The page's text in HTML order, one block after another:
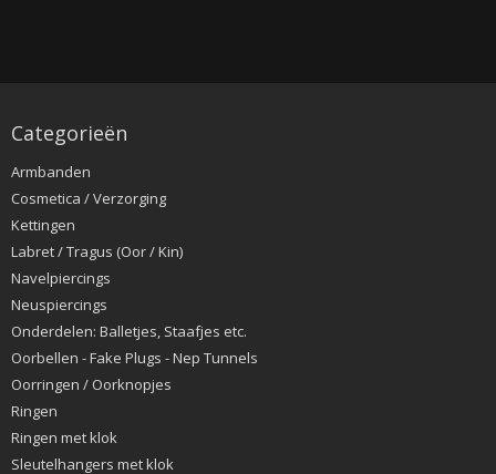
Categorieën
Armbanden
Cosmetica / Verzorging
Kettingen
Labret / Tragus (Oor / Kin)
Navelpiercings
Neuspiercings
Onderdelen: Balletjes, Staafjes etc.
Oorbellen - Fake Plugs - Nep Tunnels
Oorringen / Oorknopjes
Ringen
Ringen met klok
Sleutelhangers met klok